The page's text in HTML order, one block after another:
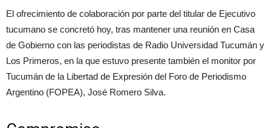
El ofrecimiento de colaboración por parte del titular de Ejecutivo
tucumano se concretó hoy, tras mantener una reunión en Casa
de Gobierno con las periodistas de Radio Universidad Tucumán y
Los Primeros, en la que estuvo presente también el monitor por
Tucumán de la Libertad de Expresión del Foro de Periodismo
Argentino (FOPEA), José Romero Silva.